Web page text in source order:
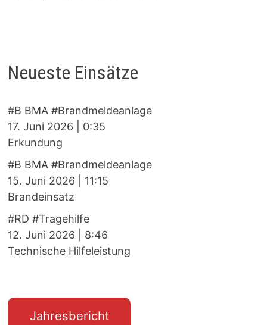
Neueste Einsätze
#B BMA #Brandmeldeanlage
17. Juni 2026
0:35
Erkundung
#B BMA #Brandmeldeanlage
15. Juni 2026
11:15
Brandeinsatz
#RD #Tragehilfe
12. Juni 2026
8:46
Technische Hilfeleistung
Jahresbericht